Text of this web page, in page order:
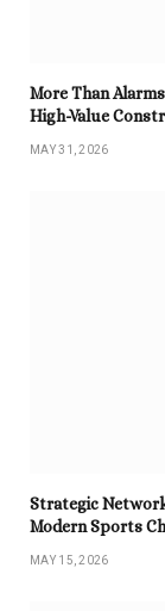
More Than
High-Value
MAY 31, 2026
Strategic
Modern Sports
MAY 15, 2026